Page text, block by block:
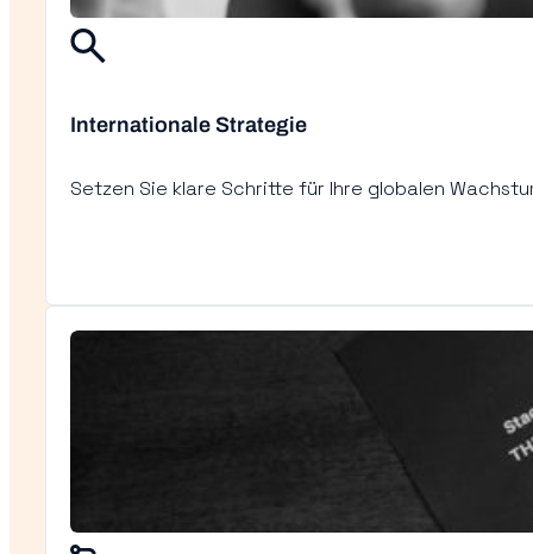
Internationale Strategie
Setzen Sie klare Schritte für Ihre globalen